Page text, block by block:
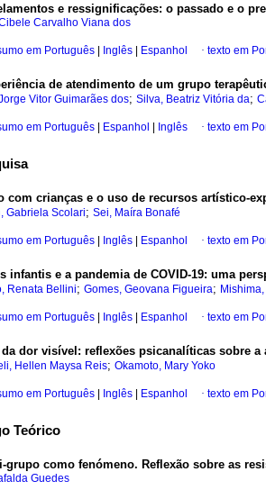
e ressignificações: o passado e o
Carvalho Viana dos
em Português Inglês Espanhol · texto em
de atendimento de um grupo
Vitor Guimarães dos; Silva, Beatriz Vitória da;
em Português Espanhol Inglês · texto em
com crianças e o uso de recursos artístico-
Gabriela Scolari; Sei, Maíra Bonafé
em Português Inglês Espanhol · texto em
infantis e a pandemia de COVID-19: uma
Renata Bellini; Gomes, Geovana Figueira;
em Português Inglês Espanhol · texto em
dor visível: reflexões psicanalíticas sobre a
Hellen Maysa Reis; Okamoto, Mary Yoko
em Português Inglês Espanhol · texto em
Teórico
grupo como fenómeno. Reflexão sobre as
Guedes